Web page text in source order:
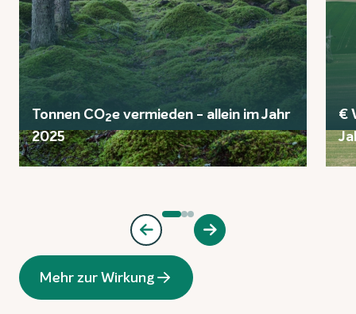
Tonnen CO2e vermieden - allein im Jahr
2025
€
Mehr zur Wirkung